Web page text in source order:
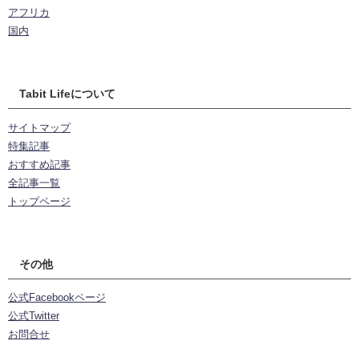
アフリカ
国内
Tabit Lifeについて
サイトマップ
特集記事
おすすめ記事
全記事一覧
トップページ
その他
公式Facebookページ
公式Twitter
お問合せ